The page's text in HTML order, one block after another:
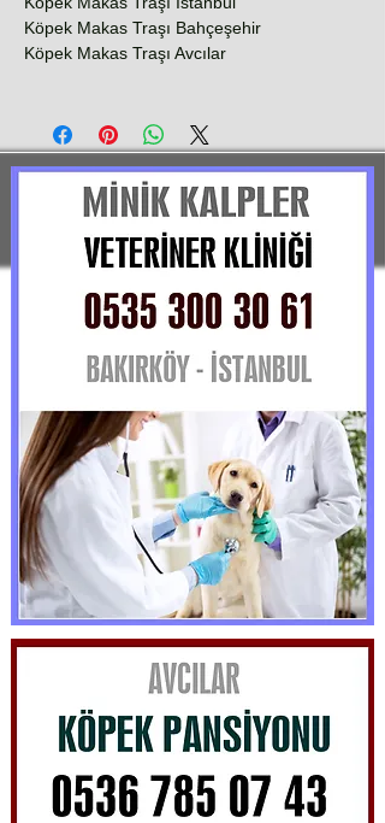
Köpek Makas Traşı Bahçeşehir
Köpek Makas Traşı Avcılar